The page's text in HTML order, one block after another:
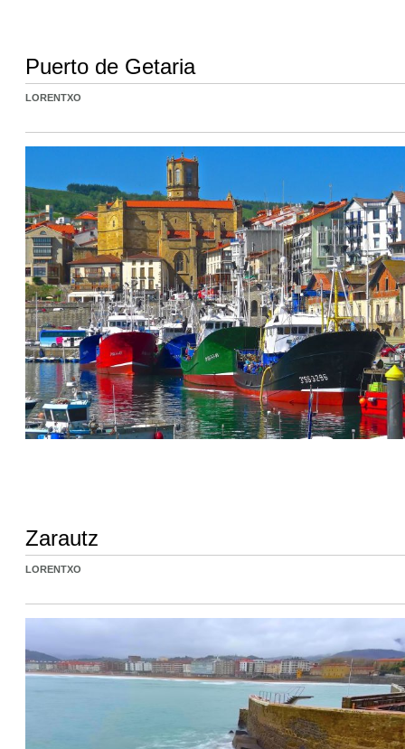
Puerto de Getaria
LORENTXO
Zarautz
LORENTXO